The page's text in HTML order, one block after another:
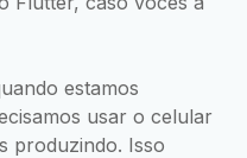
estamos
usar o celular
produzindo. Isso